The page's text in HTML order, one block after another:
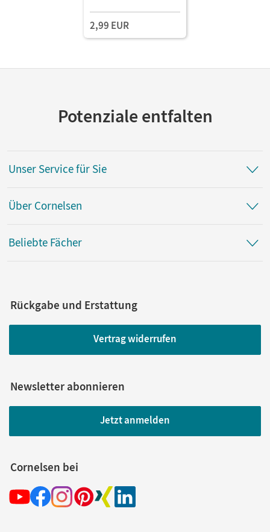
E-Book Mit Medien
2,99 EUR
Potenziale entfalten
Unser Service für Sie
Über Cornelsen
Beliebte Fächer
Rückgabe und Erstattung
Vertrag widerrufen
Newsletter abonnieren
Jetzt anmelden
Cornelsen bei